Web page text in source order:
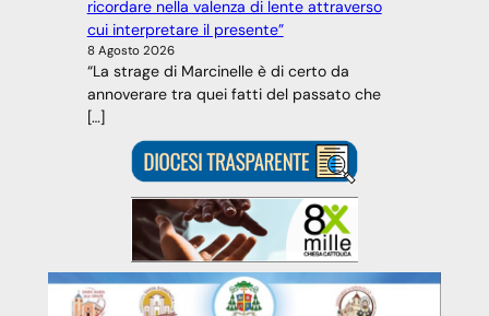
ricordare nella valenza di lente attraverso
cui interpretare il presente”
8 Agosto 2026
“La strage di Marcinelle è di certo da
annoverare tra quei fatti del passato che
[…]